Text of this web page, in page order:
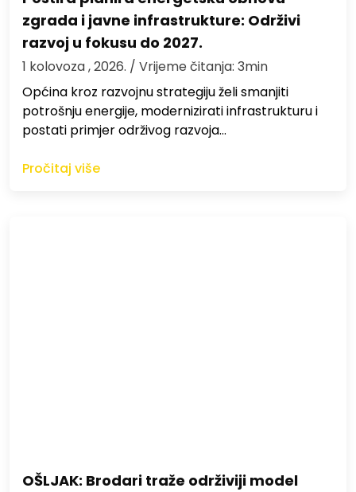
zgrada i javne infrastrukture: Održivi
razvoj u fokusu do 2027.
1 kolovoza , 2026. / Vrijeme čitanja: 3min
Općina kroz razvojnu strategiju želi smanjiti
potrošnju energije, modernizirati infrastrukturu i
postati primjer održivog razvoja…
Pročitaj više
OŠLJAK: Brodari traže održiviji model